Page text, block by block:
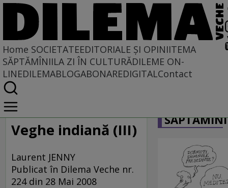
Home SOCIETATEEDITORIALE ȘI OPINIITEMA
SĂPTĂMÎNIILA ZI ÎN CULTURĂDILEME ON-
LINEDILEMABLOGABONAREDIGITALContact
Home
Societate
DIN POLUL PLUS
Veghe indiană (III)
Laurent JENNY
Publicat în Dilema Veche nr.
224 din 28 Mai 2008